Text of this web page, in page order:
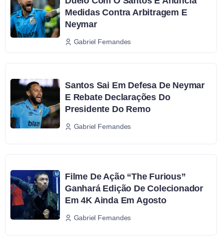
Medidas Contra Arbitragem E
Neymar
Gabriel Fernandes
Santos Sai Em Defesa De Neymar
E Rebate Declarações Do
Presidente Do Remo
Gabriel Fernandes
Filme De Ação “The Furious”
Ganhará Edição De Colecionador
Em 4K Ainda Em Agosto
Gabriel Fernandes